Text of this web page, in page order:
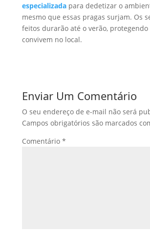
especializadapara dedetizar o
mesmo que essas pragas surjam. Os
feitos durarão até o verão, protegendo
convivem no local.
Enviar Um Comentário
O seu endereço de e-mail não será
Campos obrigatórios são marcados
Comentário *